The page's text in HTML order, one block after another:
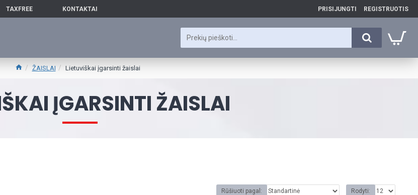
TAXFREE KONTAKTAI PRISIJUNGTI REGISTRUOTIS
ŽAISLAI Lietuviškai įgarsinti žaislai
ĮGARSINTI ŽAISLAI
Rūšiuoti pagal: Rodyti: